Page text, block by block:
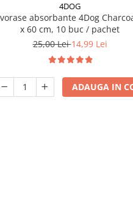
4DOG
absorbante 4Dog
x 60 cm, 10 buc / pachet
25,00 Lei14,99 Lei
ADAUGA IN